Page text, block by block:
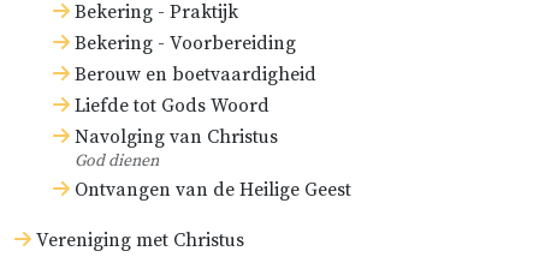
Bekering - Praktijk
Bekering - Voorbereiding
Berouw en boetvaardigheid
Liefde tot Gods Woord
Navolging van Christus
God dienen
Ontvangen van de Heilige Geest
Vereniging met Christus